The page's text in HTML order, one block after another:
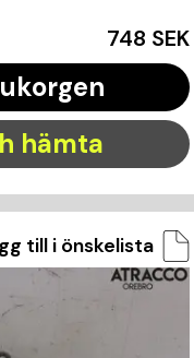
748 SEK
hämta
till i önskelista